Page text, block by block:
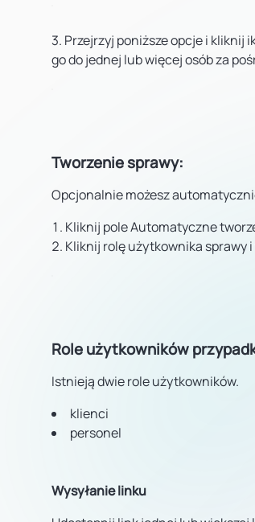
3. Przejrzyj poniższe opcje i kliknij
go do jednej lub więcej osób za
Tworzenie sprawy:
Opcjonalnie możesz
Kliknij pole Automatyczne
Kliknij rolę użytkownika sprawy
Role użytkowników
Istnieją dwie role użytkowników.
klienci
personel
Wysyłanie linku